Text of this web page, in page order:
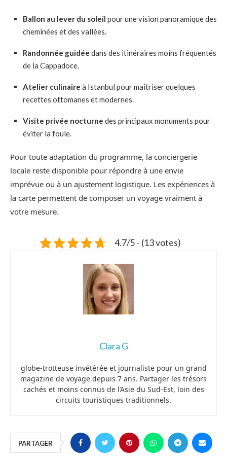
Ballon au lever du soleil pour une vision panoramique des
cheminées et des vallées.
Randonnée guidée dans des itinéraires moins fréquentés
de la Cappadoce.
Atelier culinaire à Istanbul pour maîtriser quelques
recettes ottomanes et modernes.
Visite privée nocturne des principaux monuments pour
éviter la foule.
Pour toute adaptation du programme, la conciergerie
locale reste disponible pour répondre à une envie
imprévue ou à un ajustement logistique. Les expériences à
la carte permettent de composer un voyage vraiment à
votre mesure.
4.7/5 - (13 votes)
Clara G
globe-trotteuse invétérée et journaliste pour un grand
magazine de voyage depuis 7 ans. Partager les trésors
cachés et moins connus de l’Asie du Sud-Est, loin des
circuits touristiques traditionnels.
PARTAGER